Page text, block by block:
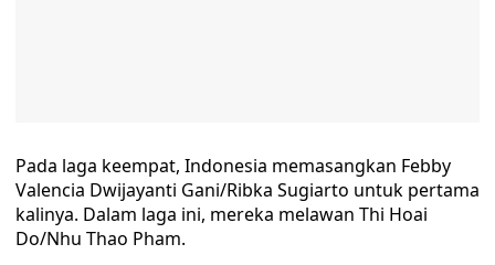
Pada laga keempat, Indonesia memasangkan Febby
Valencia Dwijayanti Gani/Ribka Sugiarto untuk pertama
kalinya. Dalam laga ini, mereka melawan Thi Hoai
Do/Nhu Thao Pham.